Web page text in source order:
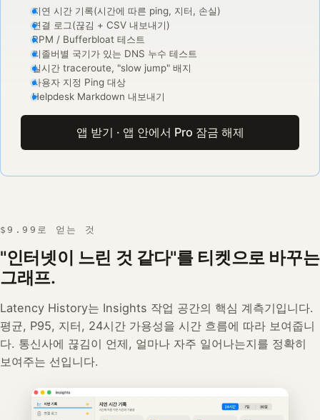
지연 시간 기록(시간에 따른 ping, 지터, 손실)
연결 로그(끊김 + CSV 내보내기)
RPM / Bufferbloat 테스트
리졸버별 국기가 있는 DNS 누수 테스트
실시간 traceroute, "slow jump" 배지
사용자 지정 Ping 대상
Helpdesk Markdown 내보내기
앱 받기 · 앱 안에서 Pro 잠금 해제
$9.99로 얻는 것
"인터넷이 느린 것 같다"를 티켓으로 바꾸는
그래프.
Latency History는 Insights 작업 공간의 핵심 계측기입니다.
평균, P95, 지터, 24시간 가용성을 시간 흐름에 따라 보여줍니
다. 통신사에 끊김이 언제, 얼마나 자주 일어나는지를 정확히
보여주는 선입니다.